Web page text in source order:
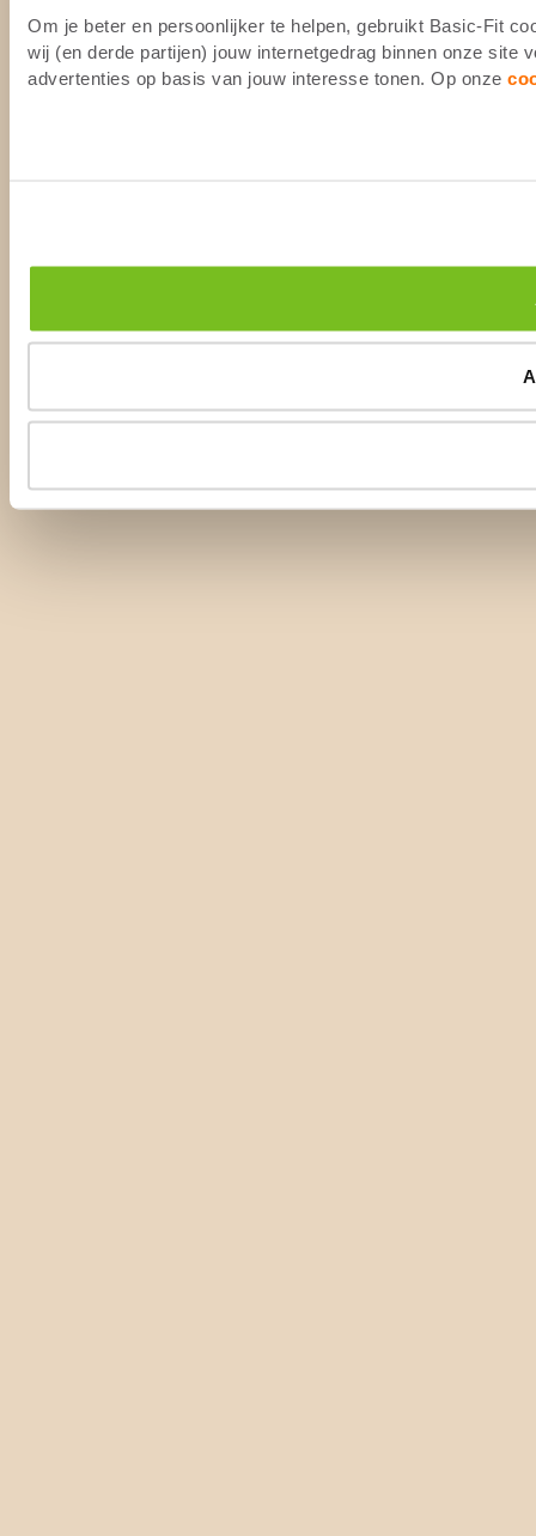
Om je beter en persoonlijker te helpen, gebruikt Basic-Fit
wij (en derde partijen) jouw internetgedrag binnen onze site
advertenties op basis van jouw interesse tonen. Op onze